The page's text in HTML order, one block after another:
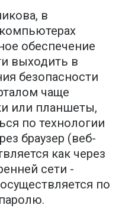
в
обеспечение
выходить в
безопасности
чаще
или планшеты,
по технологии
браузер (веб-
как через
сети -
по